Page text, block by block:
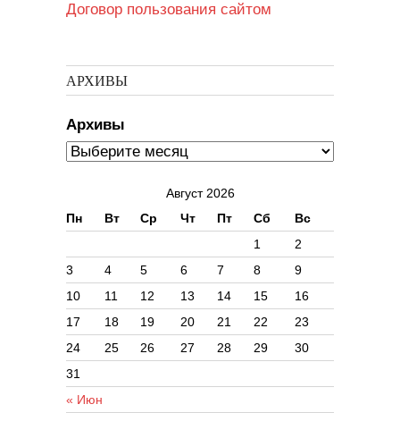
Договор пользования сайтом
АРХИВЫ
Архивы
Август 2026
Пн
Вт Ср Чт Пт Сб Вс
« Июн
1
2
3
4 5 6 7 8
9
10
11 12 13 14 15
16
17
18 19 20 21 22
23
24
25 26 27 28 29
30
31